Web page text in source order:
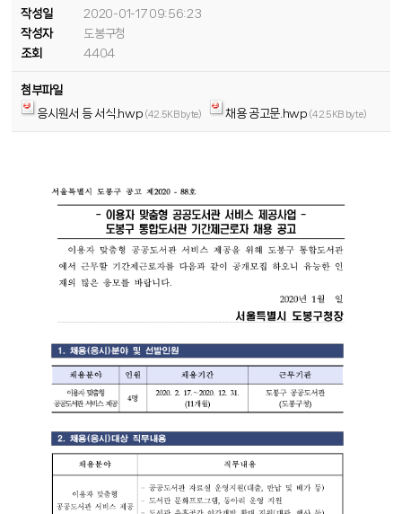
작성일
2020-01-17 09:56:23
작성자
도봉구청
조회
4404
첨부파일
응시원서 등 서식.hwp (42.5KB byte) 채용 공고문.hwp (42.5KB byte)